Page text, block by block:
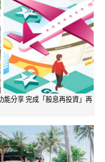
能分享 完成「股息再投資」再